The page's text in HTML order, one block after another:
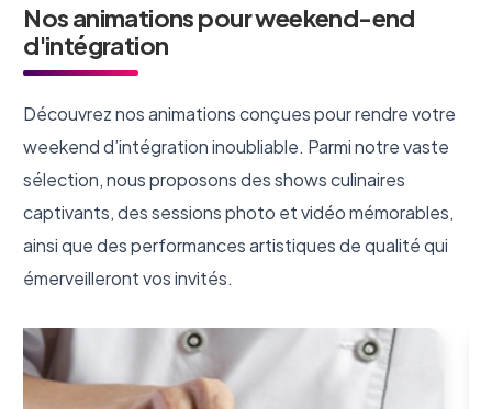
Nos animations pour weekend-end
d'intégration
Découvrez nos animations conçues pour rendre votre
weekend d’intégration inoubliable. Parmi notre vaste
sélection, nous proposons des shows culinaires
captivants, des sessions photo et vidéo mémorables,
ainsi que des performances artistiques de qualité qui
émerveilleront vos invités.